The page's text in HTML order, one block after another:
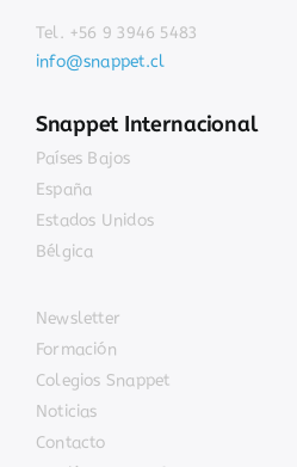
Tel. +56 9 3946 5483
info@snappet.cl
Snappet Internacional
Países Bajos
España
Estados Unidos
Bélgica
Newsletter
Formación
Colegios Snappet
Noticias
Contacto